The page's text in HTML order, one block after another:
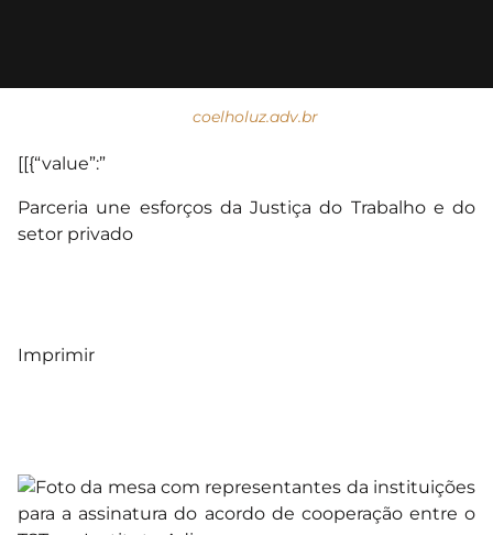
coelholuz.adv.br
[[{“value”:”
Parceria une esforços da Justiça do Trabalho e do
setor privado
Imprimir